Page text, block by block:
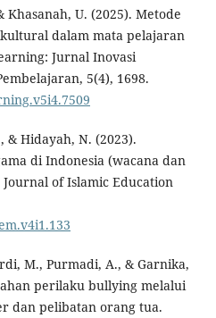
U. (2025). Metode
dalam mata pelajaran
Jurnal Inovasi
5(4), 1698.
Hidayah, N. (2023).
di Indonesia (wacana dan
of Islamic Education
M., Purmadi, A., & Garnika,
perilaku bullying melalui
dan pelibatan orang tua.